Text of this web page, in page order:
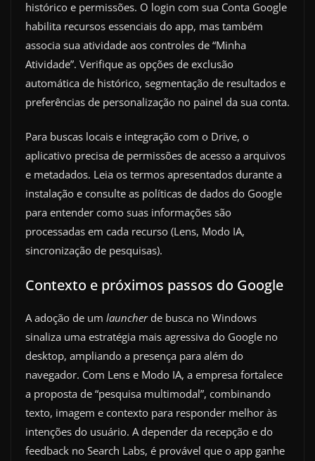
histórico e permissões. O login com sua Conta Google
habilita recursos essenciais do app, mas também
associa sua atividade aos controles de “Minha
Atividade”. Verifique as opções de exclusão
automática de histórico, segmentação de resultados e
preferências de personalização no painel da sua conta.
Para buscas locais e integração com o Drive, o
aplicativo precisa de permissões de acesso a arquivos
e metadados. Leia os termos apresentados durante a
instalação e consulte as políticas de dados do Google
para entender como suas informações são
processadas em cada recurso (Lens, Modo IA,
sincronização de pesquisas).
Contexto e próximos passos do Google
A adoção de um launcherde busca no Windows
sinaliza uma estratégia mais agressiva do Google no
desktop, ampliando a presença para além do
navegador. Com Lens e Modo IA, a empresa fortalece
a proposta de “pesquisa multimodal”, combinando
texto, imagem e contexto para responder melhor às
intenções do usuário. A depender da recepção e do
feedback no Search Labs, é provável que o app ganhe